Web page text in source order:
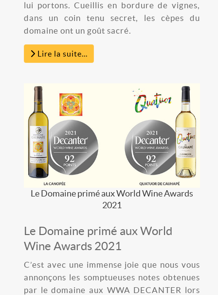
lui portons. Cueillis en bordure de vignes,
dans un coin tenu secret, les cèpes du
domaine ont un goût sacré.
Lire la suite...
Le Domaine primé aux World Wine Awards
2021
Le Domaine primé aux World
Wine Awards 2021
C’est avec une immense joie que nous vous
annonçons les somptueuses notes obtenues
par le domaine aux WWA DECANTER lors